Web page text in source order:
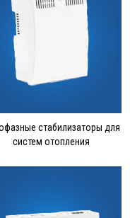
стабилизаторы для
систем отопления